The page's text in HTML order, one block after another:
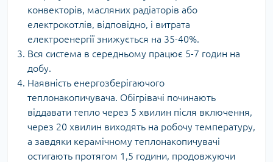
конвекторів, масляних радіаторів або
електрокотлів, відповідно, і витрата
електроенергії знижується на 35-40%.
Вся система в середньому працює 5-7 годин на
добу.
Наявність енергозберігаючого
теплонакопичувача. Обігрівачі починають
віддавати тепло через 5 хвилин після включення,
через 20 хвилин виходять на робочу температуру,
а завдяки керамічному теплонакопичувачі
остигають протягом 1,5 години, продовжуючи